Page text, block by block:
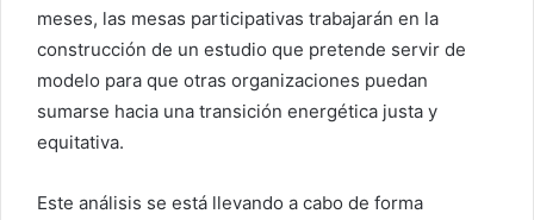
meses, las mesas participativas trabajarán en la
construcción de un estudio que pretende servir de
modelo para que otras organizaciones puedan
sumarse hacia una transición energética justa y
equitativa.
Este análisis se está llevando a cabo de forma